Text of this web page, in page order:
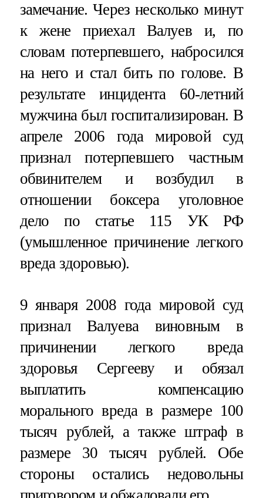
замечание. Через несколько минут
к жене приехал Валуев и, по
словам потерпевшего, набросился
на него и стал бить по голове. В
результате инцидента 60-летний
мужчина был госпитализирован. В
апреле 2006 года мировой суд
признал потерпевшего частным
обвинителем и возбудил в
отношении боксера уголовное
дело по статье 115 УК РФ
(умышленное причинение легкого
вреда здоровью).
9 января 2008 года мировой суд
признал Валуева виновным в
причинении легкого вреда
здоровья Сергееву и обязал
выплатить компенсацию
морального вреда в размере 100
тысяч рублей, а также штраф в
размере 30 тысяч рублей. Обе
стороны остались недовольны